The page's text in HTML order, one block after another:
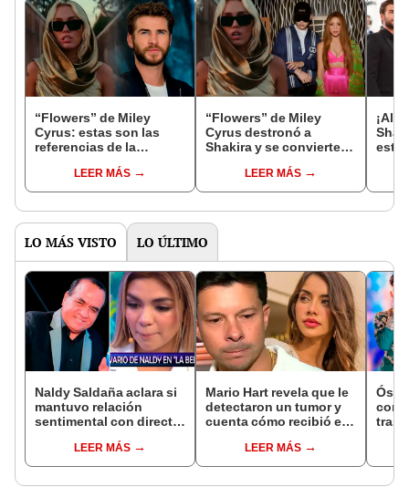
“Flowers” de Miley
Cyrus: estas son las
referencias de la
exesposo Liam
Hemsworth
LEER MÁS
“Flowers” de Miley
Cyrus destronó a
Shakira y se convierte
escuchado en Spotify
LEER MÁS
¡Al
LO MÁS VISTO LO ÚLTIMO
Naldy Saldaña aclara si
mantuvo relación
sentimental con director
denunciarlo por
tocamientos: “Me
LEER MÁS
Mario Hart revela que le
detectaron un tumor y
cuenta cómo recibió el
muy fuertes..."
LEER MÁS
tras